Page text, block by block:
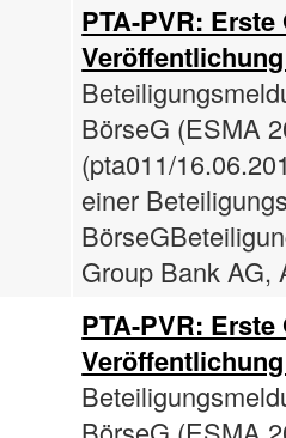
PTA-PVR:
BörseG (ESMA
(pta011/
einer
Group Bank AG,
PTA-PVR: